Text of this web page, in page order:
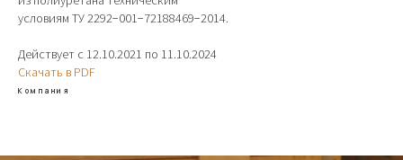
условиям ТУ 2292−001−72188469−2014.
Действует с 12.10.2021 по 11.10.2024
Скачать в PDF
Компания